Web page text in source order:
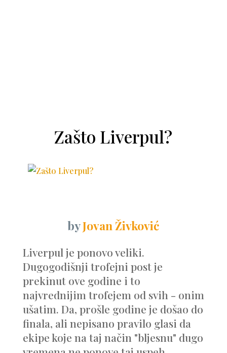
Zašto Liverpul?
byJovan Živković
Liverpul je ponovo veliki.
Dugogodišnji trofejni post je
prekinut ove godine i to
najvrednijim trofejem od svih - onim
ušatim. Da, prošle godine je došao do
finala, ali nepisano pravilo glasi da
ekipe koje na taj način "bljesnu" dugo